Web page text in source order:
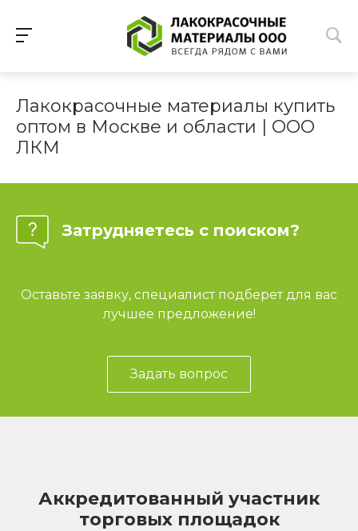
Лакокрасочные материалы купить
оптом в Москве и области | ООО
ЛКМ
Затрудняетесь с поиском?
Оставьте заявку, специалист подберет для вас
лучшее предложение!
Задать вопрос
Аккредитованный участник
торговых площадок